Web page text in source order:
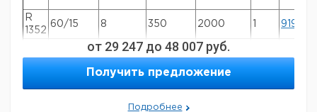
R
1352
60/15 8 350 2000 9197011
1355
8 550 800
Рекомендуем купить по низкой цене.
от 29 247 до 48 007 руб.
Получить предложение
Подробнее